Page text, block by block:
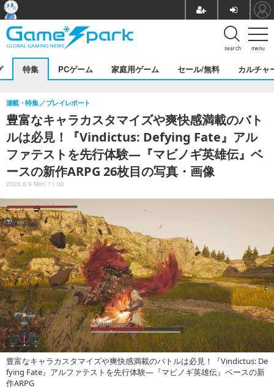
menu
search
特集 PCゲーム 家庭用ゲーム セール/無料 カルチャ
豊富なキャラカスタマイズや爽快感満載のバト
ルは必見！『Vindictus: Defying Fate』アル
ファテストを先行体験―『マビノギ英雄伝』ベ
ースの新作ARPG 26枚目の写真・画像
連載・特集 プレイレポート
2025.6.9 Mon 11:00
豊富なキャラカスタマイズや爽快感満載のバトルは必見！『Vindictus: De
fying Fate』アルファテストを先行体験―『マビノギ英雄伝』ベースの新
作ARPG